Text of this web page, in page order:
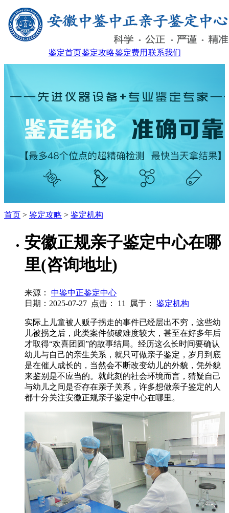
鉴定首页鉴定攻略鉴定费用 联系我们
首页 > 鉴定攻略 > 鉴定机构
安徽正规亲子鉴定中心在哪
里(咨询地址)
来源：
中鉴中正鉴定中心
日期：2025-07-27 点击： 11 属于： 鉴定机构
实际上儿童被人贩子拐走的事件已经层出不穷，这些幼
儿被拐之后，此类案件侦破难度较大，甚至在好多年后
才取得“欢喜团圆”的故事结局。经历这么长时间要确认
幼儿与自己的亲生关系，就只可做亲子鉴定，岁月到底
是在催人成长的，当然会不断改变幼儿的外貌，凭外貌
来鉴别是不应当的。就此刻的社会环境而言，猜疑自己
与幼儿之间是否存在亲子关系，许多想做亲子鉴定的人
都十分关注安徽正规亲子鉴定中心在哪里。